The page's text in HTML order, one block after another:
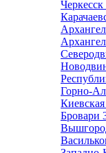
Черкесск
Горно-
Киевская
Бровари